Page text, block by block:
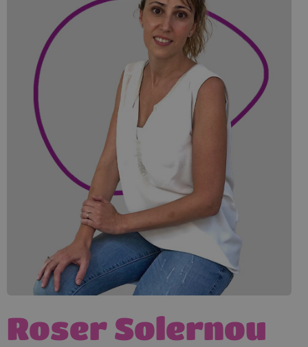
Roser Solernou